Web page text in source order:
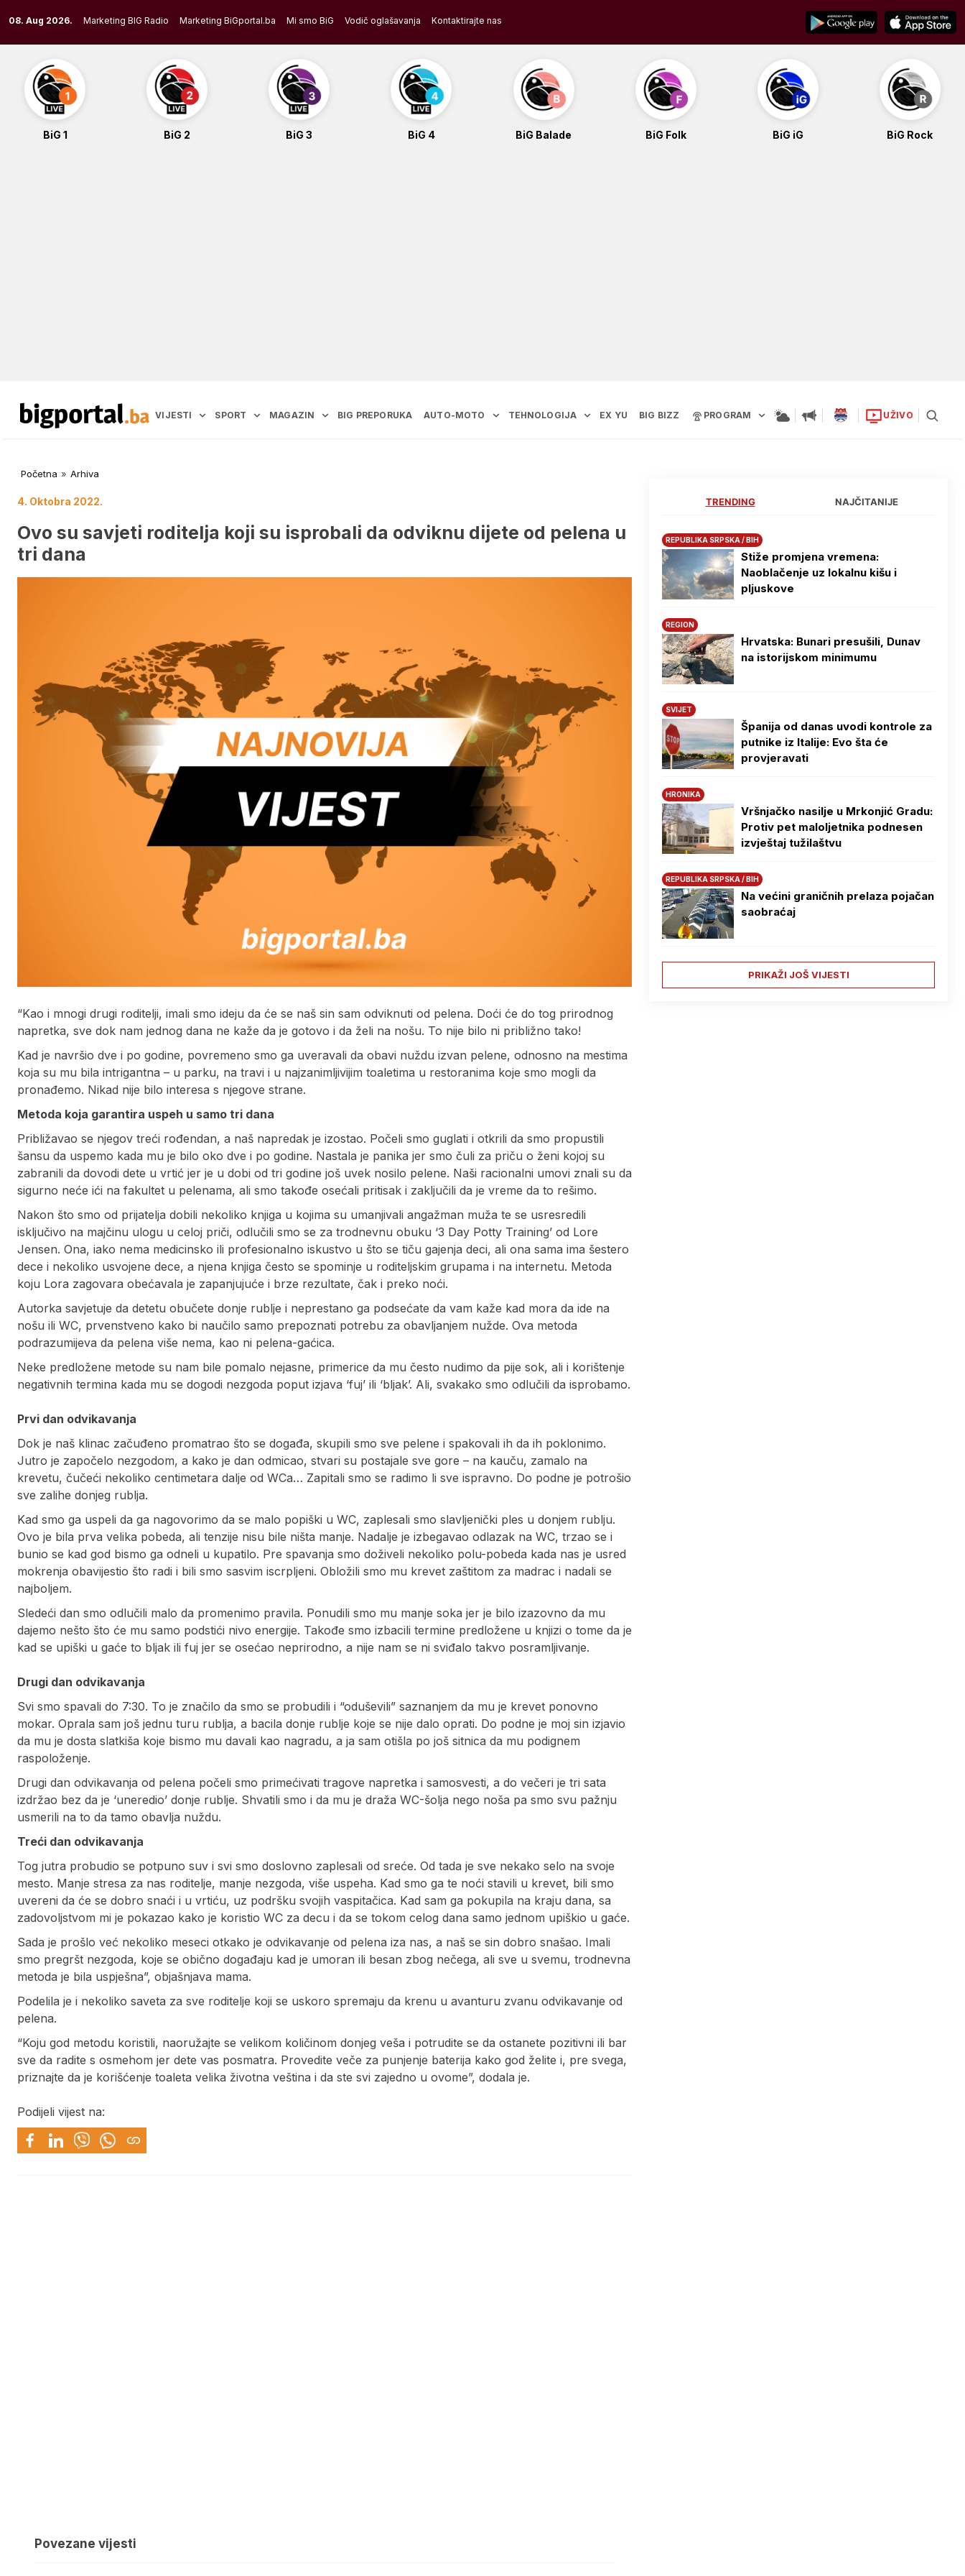
to
content
08. Aug 2026. Marketing BIG Radio Marketing BiGportal.ba Mi smo BiG Vodič oglašavanja Kontaktirajte nas
BiG 1 BiG 2 BiG 3 BiG 4 BiG Balade BiG Folk BiG iG BiG Rock
VIJESTI SPORT MAGAZIN BIG PREPORUKA AUTO-MOTO TEHNOLOGIJA EX YU BIG BIZZ PROGRAM UŽIVO
Početna » Arhiva
4. Oktobra 2022.
Ovo su savjeti roditelja koji su isprobali da odviknu dijete od pelena u
tri dana
“Kao i mnogi drugi roditelji, imali smo ideju da će se naš sin sam odviknuti od pelena. Doći će do tog prirodnog
napretka, sve dok nam jednog dana ne kaže da je gotovo i da želi na nošu. To nije bilo ni približno tako!
Kad je navršio dve i po godine, povremeno smo ga uveravali da obavi nuždu izvan pelene, odnosno na mestima
koja su mu bila intrigantna – u parku, na travi i u najzanimljivijim toaletima u restoranima koje smo mogli da
pronađemo. Nikad nije bilo interesa s njegove strane.
Metoda koja garantira uspeh u samo tri dana
Približavao se njegov treći rođendan, a naš napredak je izostao. Počeli smo guglati i otkrili da smo propustili
šansu da uspemo kada mu je bilo oko dve i po godine. Nastala je panika jer smo čuli za priču o ženi kojoj su
zabranili da dovodi dete u vrtić jer je u dobi od tri godine još uvek nosilo pelene. Naši racionalni umovi znali su da
sigurno neće ići na fakultet u pelenama, ali smo takođe osećali pritisak i zaključili da je vreme da to rešimo.
Nakon što smo od prijatelja dobili nekoliko knjiga u kojima su umanjivali angažman muža te se usresredili
isključivo na majčinu ulogu u celoj priči, odlučili smo se za trodnevnu obuku ‘3 Day Potty Training’ od Lore
Jensen. Ona, iako nema medicinsko ili profesionalno iskustvo u što se tiču gajenja deci, ali ona sama ima šestero
dece i nekoliko usvojene dece, a njena knjiga često se spominje u roditeljskim grupama i na internetu. Metoda
koju Lora zagovara obećavala je zapanjujuće i brze rezultate, čak i preko noći.
Autorka savjetuje da detetu obučete donje rublje i neprestano ga podsećate da vam kaže kad mora da ide na
nošu ili WC, prvenstveno kako bi naučilo samo prepoznati potrebu za obavljanjem nužde. Ova metoda
podrazumijeva da pelena više nema, kao ni pelena-gaćica.
Neke predložene metode su nam bile pomalo nejasne, primerice da mu često nudimo da pije sok, ali i korištenje
negativnih termina kada mu se dogodi nezgoda poput izjava ‘fuj’ ili ‘bljak’. Ali, svakako smo odlučili da isprobamo.
Prvi dan odvikavanja
Dok je naš klinac začuđeno promatrao što se događa, skupili smo sve pelene i spakovali ih da ih poklonimo.
Jutro je započelo nezgodom, a kako je dan odmicao, stvari su postajale sve gore – na kauču, zamalo na
krevetu, čučeći nekoliko centimetara dalje od WCa… Zapitali smo se radimo li sve ispravno. Do podne je potrošio
sve zalihe donjeg rublja.
Kad smo ga uspeli da ga nagovorimo da se malo popiški u WC, zaplesali smo slavljenički ples u donjem rublju.
Ovo je bila prva velika pobeda, ali tenzije nisu bile ništa manje. Nadalje je izbegavao odlazak na WC, trzao se i
bunio se kad god bismo ga odneli u kupatilo. Pre spavanja smo doživeli nekoliko polu-pobeda kada nas je usred
mokrenja obavijestio što radi i bili smo sasvim iscrpljeni. Obložili smo mu krevet zaštitom za madrac i nadali se
najboljem.
Sledeći dan smo odlučili malo da promenimo pravila. Ponudili smo mu manje soka jer je bilo izazovno da mu
dajemo nešto što će mu samo podstići nivo energije. Takođe smo izbacili termine predložene u knjizi o tome da je
kad se upiški u gaće to bljak ili fuj jer se osećao neprirodno, a nije nam se ni sviđalo takvo posramljivanje.
Drugi dan odvikavanja
Svi smo spavali do 7:30. To je značilo da smo se probudili i “oduševili” saznanjem da mu je krevet ponovno
mokar. Oprala sam još jednu turu rublja, a bacila donje rublje koje se nije dalo oprati. Do podne je moj sin izjavio
da mu je dosta slatkiša koje bismo mu davali kao nagradu, a ja sam otišla po još sitnica da mu podignem
raspoloženje.
Drugi dan odvikavanja od pelena počeli smo primećivati tragove napretka i samosvesti, a do večeri je tri sata
izdržao bez da je ‘uneredio’ donje rublje. Shvatili smo i da mu je draža WC-šolja nego noša pa smo svu pažnju
usmerili na to da tamo obavlja nuždu.
Treći dan odvikavanja
Tog jutra probudio se potpuno suv i svi smo doslovno zaplesali od sreće. Od tada je sve nekako selo na svoje
mesto. Manje stresa za nas roditelje, manje nezgoda, više uspeha. Kad smo ga te noći stavili u krevet, bili smo
uvereni da će se dobro snaći i u vrtiću, uz podršku svojih vaspitačica. Kad sam ga pokupila na kraju dana, sa
zadovoljstvom mi je pokazao kako je koristio WC za decu i da se tokom celog dana samo jednom upiškio u gaće.
Sada je prošlo već nekoliko meseci otkako je odvikavanje od pelena iza nas, a naš se sin dobro snašao. Imali
smo pregršt nezgoda, koje se obično događaju kad je umoran ili besan zbog nečega, ali sve u svemu, trodnevna
metoda je bila uspješna”, objašnjava mama.
Podelila je i nekoliko saveta za sve roditelje koji se uskoro spremaju da krenu u avanturu zvanu odvikavanje od
pelena.
“Koju god metodu koristili, naoružajte se velikom količinom donjeg veša i potrudite se da ostanete pozitivni ili bar
sve da radite s osmehom jer dete vas posmatra. Provedite veče za punjenje baterija kako god želite i, pre svega,
priznajte da je korišćenje toaleta velika životna veština i da ste svi zajedno u ovome”, dodala je.
Podijeli vijest na:
Povezane vijesti
TRENDING NAJČITANIJE
REPUBLIKA SRPSKA / BIH
Stiže promjena vremena:
Naoblačenje uz lokalnu kišu i
pljuskove
REGION
Hrvatska: Bunari presušili, Dunav
na istorijskom minimumu
SVIJET
Španija od danas uvodi kontrole za
putnike iz Italije: Evo šta će
provjeravati
HRONIKA
Vršnjačko nasilje u Mrkonjić Gradu:
Protiv pet maloljetnika podnesen
izvještaj tužilaštvu
REPUBLIKA SRPSKA / BIH
Na većini graničnih prelaza pojačan
saobraćaj
PRIKAŽI JOŠ VIJESTI